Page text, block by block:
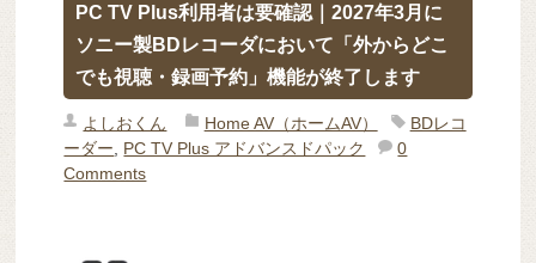
PC TV Plus利用者は要確認｜2027年3月に
ソニー製BDレコーダにおいて「外からどこ
でも視聴・録画予約」機能が終了します
よしおくん Home AV（ホームAV）
BDレコ
ーダー
PC TV Plus アドバンスドパック
0
Comments